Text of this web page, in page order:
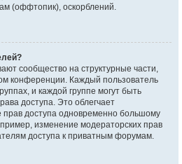
(оффтопик), оскорблений.
сообщество на структурные части,
конференции. Каждый пользователь
и каждой группе могут быть
доступа. Это облегчает
доступа одновременно большому
изменение модераторских прав
доступа к приватным форумам.